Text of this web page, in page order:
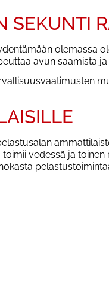
SEKUNTI
olemassa
avun saamista
vedessä ja